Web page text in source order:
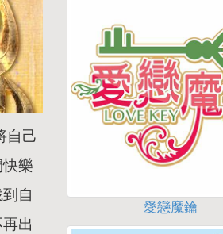
自己
樂
自
出
愛戀魔鑰